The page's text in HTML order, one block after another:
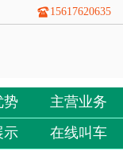
15617620635
势
主营业务
示 在线叫车